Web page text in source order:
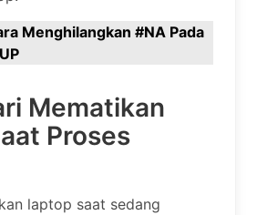
Menghilangkan #NA Pada
Mematikan
Proses
laptop saat sedang